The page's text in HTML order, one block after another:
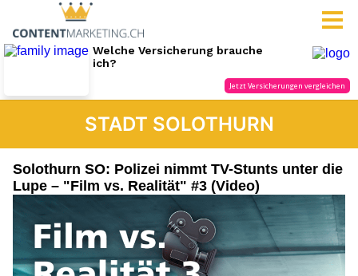
STADT SOLOTHURN
Solothurn SO: Polizei nimmt TV-Stunts unter die
Lupe – "Film vs. Realität" #3 (Video)